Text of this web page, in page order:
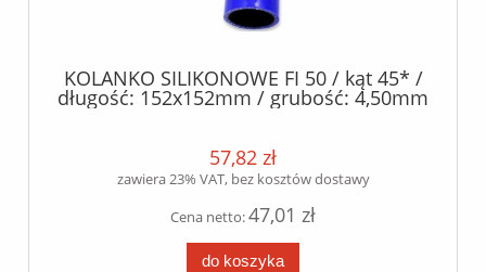
KOLANKO SILIKONOWE FI 50 / kąt 45* /
długość: 152x152mm / grubość: 4,50mm
/- 0.5mm / silikon poliester /
57,82 zł
zawiera 23% VAT, bez kosztów dostawy
Cena netto:47,01 zł
do koszyka